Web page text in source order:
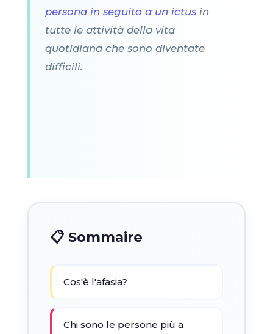
persona in seguito a un ictusin
tutte le attività della vita
quotidiana che sono diventate
difficili.
📋 Sommaire
Cos'è l'afasia?
Chi sono le persone più a